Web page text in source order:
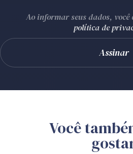
Ao informar seus dados, você
política de
Você